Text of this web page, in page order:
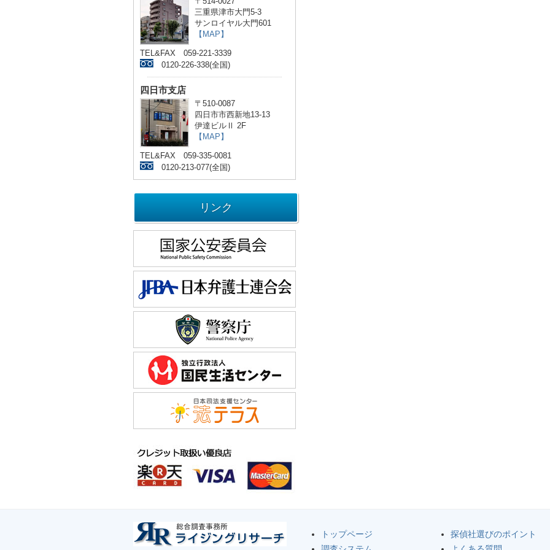
三重県津市大門5-3
サンロイヤル大門601
【MAP】
TEL&FAX 059-221-3339
0120-226-338(全国)
四日市支店
〒510-0087
四日市市西新地13-13
伊達ビルⅡ 2F
【MAP】
TEL&FAX 059-335-0081
0120-213-077(全国)
リンク
トップページ
探偵社選びのポイント